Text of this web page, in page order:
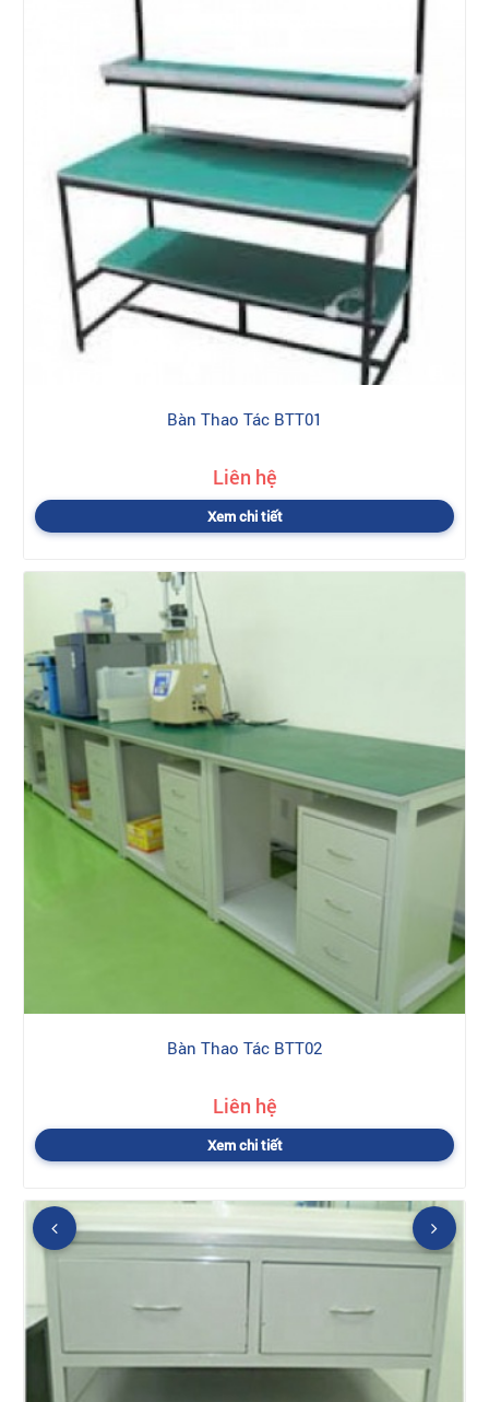
Bàn Thao Tác BTT01
Liên hệ
Xem chi tiết
Bàn Thao Tác BTT02
Liên hệ
Xem chi tiết